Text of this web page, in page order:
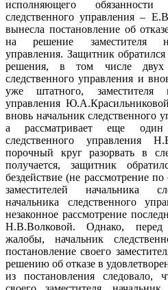
исполняющего обязанности
следственного управления –
вынесла постановление об
на решение заместителя
управления. Защитник
решения, в том числе двух
следственного управления и
уже штатного, заместителя
управления
вновь начальник следственного
а рассматривает еще один
следственного управления
порочный круг разорвать в
получается, защитник
бездействие (не рассмотрение
заместителей начальника
начальника следственного
незаконное рассмотрение
Н.В.Волковой. Однако, перед
жалобы, начальник
постановление своего
решению об отказе в
из постановления следовало,